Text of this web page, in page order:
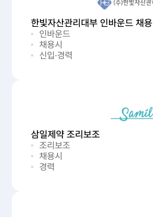
한빛자산관리대부 인바운드 채용
인바운드
채용시
신입·경력
삼일제약 조리보조
조리보조
채용시
경력